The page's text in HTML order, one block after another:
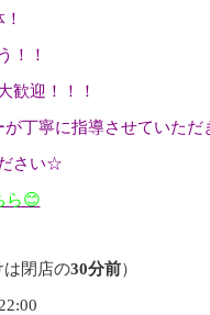
！！
歓迎！！！
丁寧に指導させていただ
さい☆
ら😊
は閉店の30分前）